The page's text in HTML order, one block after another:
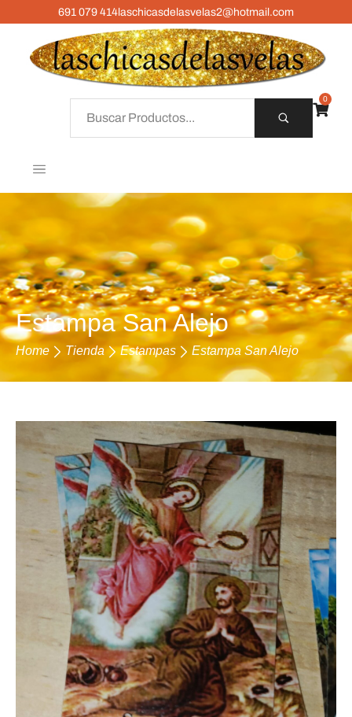
691 079 414laschicasdelasvelas2@hotmail.com
0
Estampa San Alejo
Home Tienda Estampas Estampa San Alejo